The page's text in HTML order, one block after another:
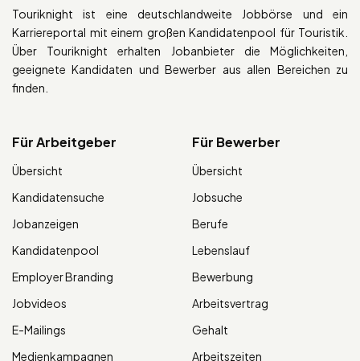
Touriknight ist eine deutschlandweite Jobbörse und ein
Karriereportal mit einem großen Kandidatenpool für Touristik.
Über Touriknight erhalten Jobanbieter die Möglichkeiten,
geeignete Kandidaten und Bewerber aus allen Bereichen zu
finden.
Für Arbeitgeber
Übersicht
Kandidatensuche
Jobanzeigen
Kandidatenpool
Employer Branding
Jobvideos
E-Mailings
Medienkampagnen
Für Bewerber
Übersicht
Jobsuche
Berufe
Lebenslauf
Bewerbung
Arbeitsvertrag
Gehalt
Arbeitszeiten